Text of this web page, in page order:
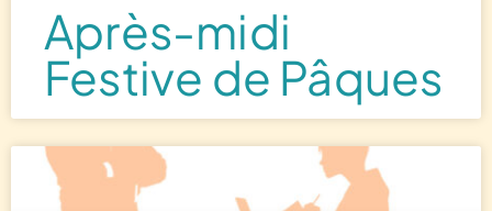
Après-midi
Festive de Pâques